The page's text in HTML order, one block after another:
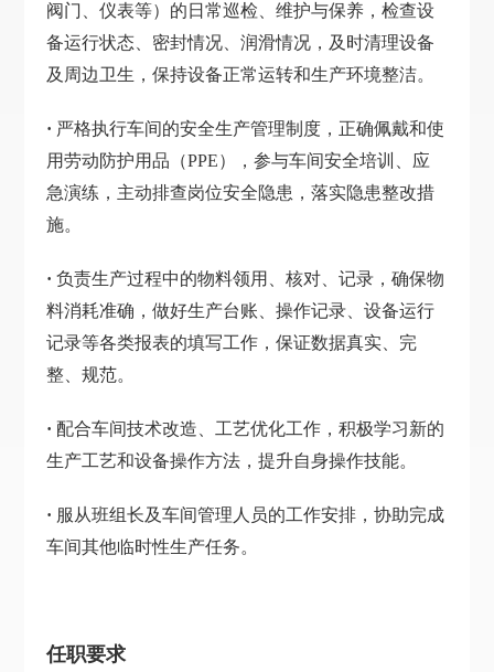
阀门、仪表等）的日常巡检、维护与保养，检查设
备运行状态、密封情况、润滑情况，及时清理设备
及周边卫生，保持设备正常运转和生产环境整洁。
· 严格执行车间的安全生产管理制度，正确佩戴和使
用劳动防护用品（PPE），参与车间安全培训、应
急演练，主动排查岗位安全隐患，落实隐患整改措
施。
·负责生产过程中的物料领用、核对、记录，确保物
料消耗准确，做好生产台账、操作记录、设备运行
记录等各类报表的填写工作，保证数据真实、完
整、规范。
· 配合车间技术改造、工艺优化工作，积极学习新的
生产工艺和设备操作方法，提升自身操作技能。
· 服从班组长及车间管理人员的工作安排，协助完成
车间其他临时性生产任务。
任职要求